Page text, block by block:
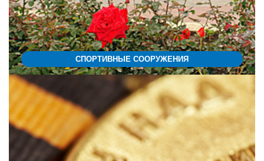
СПОРТИВНЫЕ СООРУЖЕНИЯ